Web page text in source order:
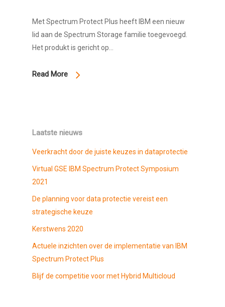
Met Spectrum Protect Plus heeft IBM een nieuw
lid aan de Spectrum Storage familie toegevoegd.
Het produkt is gericht op…
Read More
Laatste nieuws
Veerkracht door de juiste keuzes in dataprotectie
Virtual GSE IBM Spectrum Protect Symposium
2021
De planning voor data protectie vereist een
strategische keuze
Kerstwens 2020
Actuele inzichten over de implementatie van IBM
Spectrum Protect Plus
Blijf de competitie voor met Hybrid Multicloud